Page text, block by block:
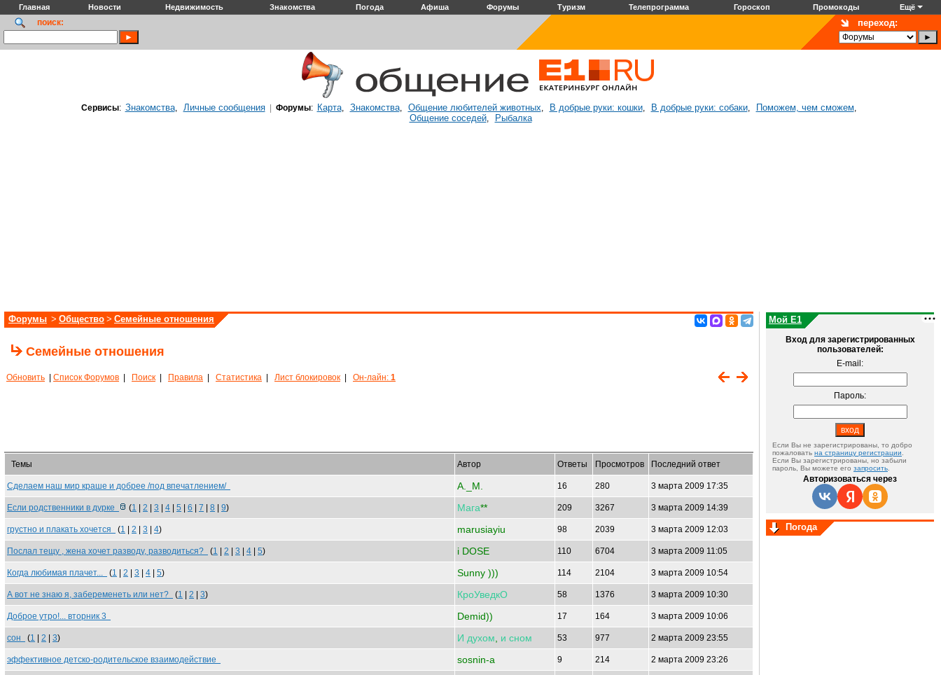
Главная Новости Недвижимость Знакомства Погода Афиша Форумы Туризм Телепрограмма Гороскоп Промокоды Ещё
поиск: переход:
Сервисы: Знакомства, Личные сообщения| Форумы: Карта, Знакомства, Общение любителей животных, В добрые руки: кошки, В добрые руки: собаки, Поможем, чем сможем,
Общение соседей, Рыбалка
Форумы > Общество > Семейные отношения
Семейные отношения
Обновить Список Форумов Поиск Правила Статистика Лист блокировок Он-лайн: 1
Темы Автор Ответы Просмотров Последний ответ
Сделаем наш мир краше и добрее /под впечатлением/ A._M. 16 280 3 марта 2009 17:35
Если родственники в дурке (1 2 3 4 5 6 7 8 9) Мага** 209 3267 3 марта 2009 14:39
грустно и плакать хочется (1 2 3 4) marusiayiu 98 2039 3 марта 2009 12:03
Послал тещу , жена хочет разводу, разводиться? (1 2 3 4 5) i DOSE 110 6704 3 марта 2009 11:05
Когда любимая плачет... (1 2 3 4 5) Sunny ))) 114 2104 3 марта 2009 10:54
А вот не знаю я, забеременеть или нет? (1 2 3) КроУведкО 58 1376 3 марта 2009 10:30
Доброе утро!... вторник 3 Demid)) 17 164 3 марта 2009 10:06
сон (1 2 3) И духом и сном 53 977 2 марта 2009 23:55
эффективное детско-родительское взаимодействие sosnin-a 9 214 2 марта 2009 23:26
Мой E1
Вход для зарегистрированных
пользователей:
E-mail:
Пароль:
Если Вы не зарегистрированы, то добро
пожаловать на страницу регистрации
Если Вы зарегистрированы, но забыли
пароль, Вы можете его запросить
Авторизоваться через
Погода